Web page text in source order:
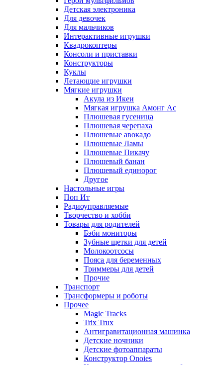
Детская электроника
Для девочек
Для мальчиков
Интерактивные игрушки
Квадрокоптеры
Консоли и приставки
Конструкторы
Куклы
Летающие игрушки
Мягкие игрушки
Акула из Икеи
Мягкая игрушка Амонг Ас
Плюшевая гусеница
Плюшевая черепаха
Плюшевые авокадо
Плюшевые Ламы
Плюшевые Пикачу
Плюшевый банан
Плюшевый единорог
Другое
Настольные игры
Поп Ит
Радиоуправляемые
Творчество и хобби
Товары для родителей
Бэби мониторы
Зубные щетки для детей
Молокоотсосы
Пояса для беременных
Триммеры для детей
Прочие
Транспорт
Трансформеры и роботы
Прочее
Magic Tracks
Trix Trux
Антигравитационная машинка
Детские ночники
Детские фотоаппараты
Конструктор Onoies